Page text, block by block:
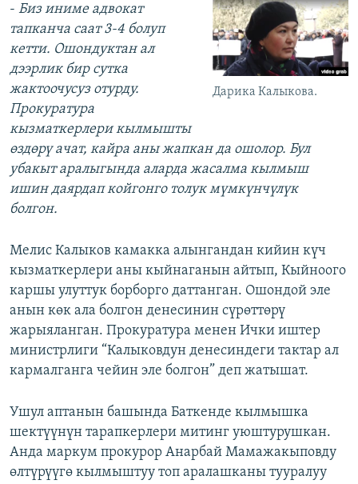
Дарика Калыкова.
​- Биз иниме адвокат
тапканча саат 3-4 болуп
кетти. Ошондуктан ал
дээрлик бир сутка
жактоочусуз отурду.
Прокуратура
кызматкерлери кылмышты
өздөрү ачат, кайра аны жапкан да ошолор. Бул
убакыт аралыгында аларда жасалма кылмыш
ишин даярдап койгонго толук мүмкүнчүлүк
болгон.
Мелис Калыков камакка алынгандан кийин күч
кызматкерлери аны кыйнаганын айтып, Кыйноого
каршы улуттук борборго даттанган. Ошондой эле
анын көк ала болгон денесинин сүрөттөрү
жарыяланган. Прокуратура менен Ички иштер
министрлиги “Калыковдун денесиндеги тактар ал
кармалганга чейин эле болгон” деп жатышат.
Ушул аптанын башында Баткенде кылмышка
шектүүнүн тарапкерлери митинг уюштурушкан.
Анда маркум прокурор Анарбай Мамажакыповду
өлтүрүүгө кылмыштуу топ аралашканы тууралуу